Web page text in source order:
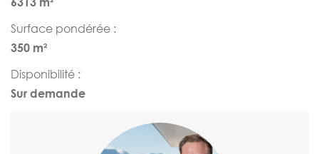
Surface pondérée :
350 m²
Disponibilité :
Sur demande